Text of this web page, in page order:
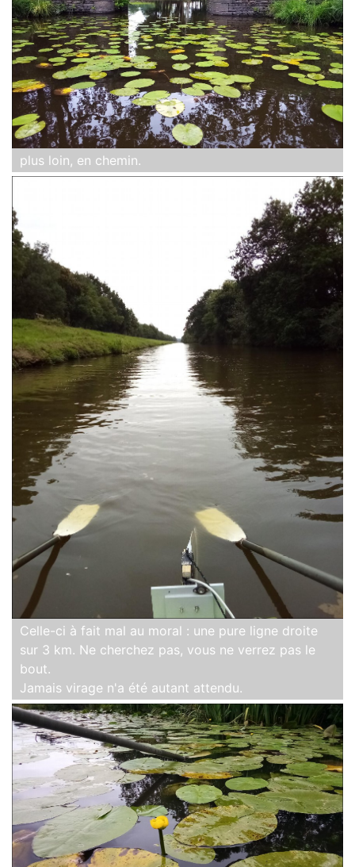
plus loin, en chemin.
Celle-ci à fait mal au moral : une pure ligne droite
sur 3 km. Ne cherchez pas, vous ne verrez pas le
bout.
Jamais virage n'a été autant attendu.